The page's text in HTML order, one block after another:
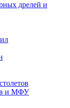
дрелей и
и МФУ